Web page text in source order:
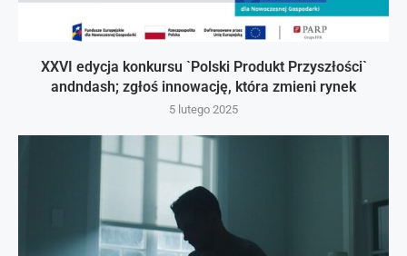
XXVI edycja konkursu `Polski Produkt Przyszłości`
andndash; zgłoś innowację, która zmieni rynek
5 lutego 2025